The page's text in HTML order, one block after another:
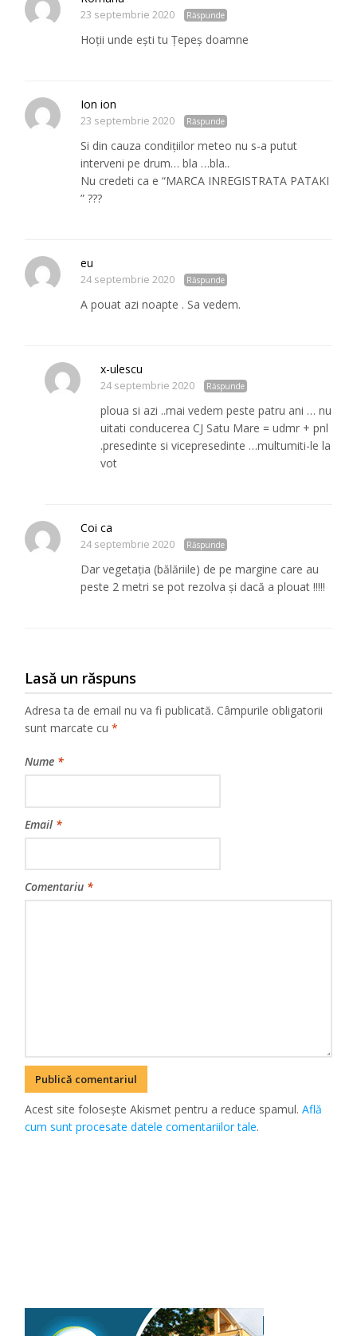
23 septembrie 2020 Răspunde
Hoții unde ești tu Țepeș doamne
Ion ion
23 septembrie 2020 Răspunde
Si din cauza condițiilor meteo nu s-a putut
interveni pe drum… bla …bla..
Nu credeti ca e “MARCA INREGISTRATA PATAKI
” ???
eu
24 septembrie 2020 Răspunde
A pouat azi noapte . Sa vedem.
x-ulescu
24 septembrie 2020 Răspunde
ploua si azi ..mai vedem peste patru ani … nu
uitati conducerea CJ Satu Mare = udmr + pnl
.presedinte si vicepresedinte …multumiti-le la
vot
Coi ca
24 septembrie 2020 Răspunde
Dar vegetația (bălăriile) de pe margine care au
peste 2 metri se pot rezolva și dacă a plouat !!!!!
Lasă un răspuns
Adresa ta de email nu va fi publicată. Câmpurile obligatorii
sunt marcate cu*
Nume *
Email *
Comentariu *
Acest site folosește Akismet pentru a reduce spamul.Află
cum sunt procesate datele comentariilor tale.